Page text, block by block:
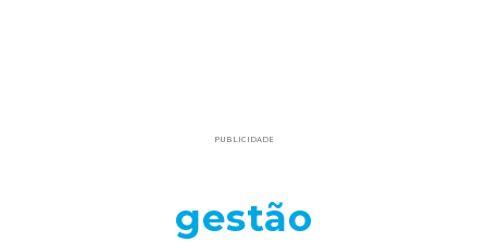
PUBLICIDADE
gestão